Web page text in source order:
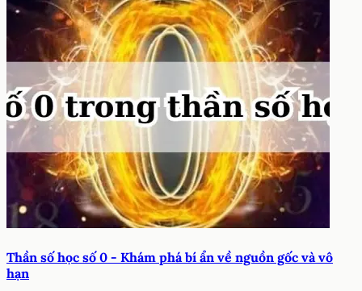
Thần số học số 0 - Khám phá bí ẩn về nguồn gốc và vô
hạn